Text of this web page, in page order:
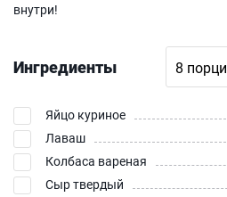
внутри!
Ингредиенты
Яйцо куриное
Лаваш
Колбаса вареная
Сыр твердый